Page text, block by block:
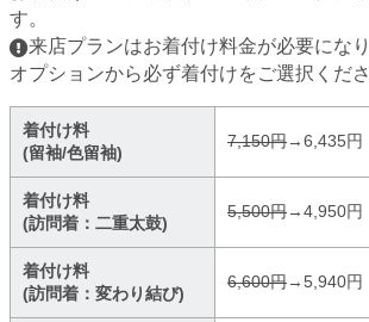
す。
来店プランはお着付け料金が必要にな
オプションから必ず着付けをご選択くださ
着付け料
(留袖/色留袖)
7,150円→6,435円
着付け料
(訪問着：二重太鼓)
5,500円→4,950円
着付け料
(訪問着：変わり結び)
6,600円→5,940円